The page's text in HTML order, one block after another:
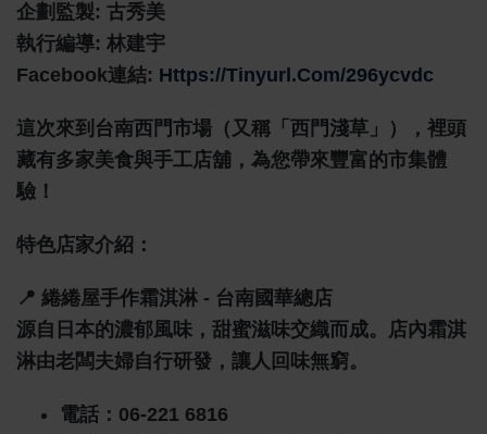
企劃監製: 古秀美
執行編導: 林建宇
Facebook連結: Https://tinyurl.com/296ycvdc
這次來到台南西門市場（又稱「西門淺草」），裡頭
藏有多家美食與手工店舖，為您帶來豐富的市集體
驗！
特色店家介紹：
📍 綣綣屋手作霜淇淋 - 台南國華總店
源自日本的濃郁風味，甜蜜滋味交織而成。店內霜淇
淋由老闆夫婦自行研發，讓人回味無窮。
電話：06-221 6816